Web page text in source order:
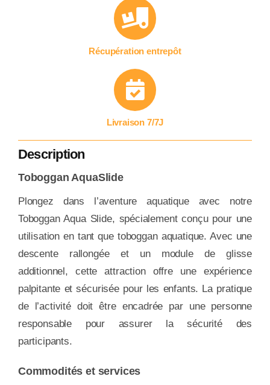
Récupération entrepôt
Livraison 7/7J
Description
Toboggan AquaSlide
Plongez dans l’aventure aquatique avec notre
Toboggan Aqua Slide, spécialement conçu pour une
utilisation en tant que toboggan aquatique. Avec une
descente rallongée et un module de glisse
additionnel, cette attraction offre une expérience
palpitante et sécurisée pour les enfants. La pratique
de l’activité doit être encadrée par une personne
responsable pour assurer la sécurité des
participants.
Commodités et services